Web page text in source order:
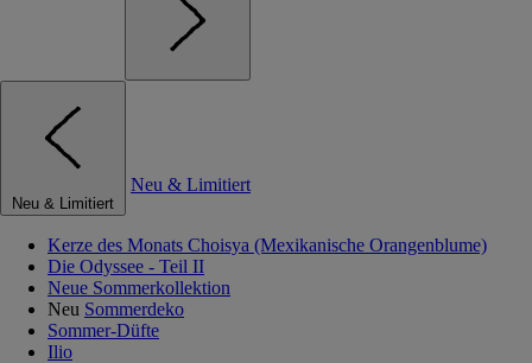
Neu & Limitiert
Neu & Limitiert
Kerze des Monats Choisya (Mexikanische Orangenblume)
Die Odyssee - Teil II
Neue Sommerkollektion
Neu Sommerdeko
Sommer-Düfte
Ilio